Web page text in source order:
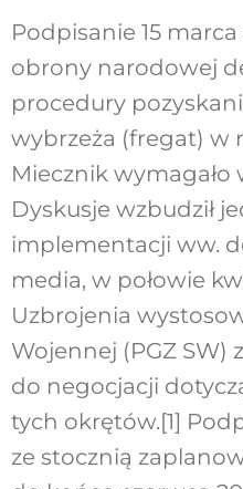
Podpisanie 15
obrony narodowej
procedury
wybrzeża (fregat) w
Miecznik wymagało
Dyskusje wzbudził
implementacji ww.
media, w połowie
Uzbrojenia
Wojennej (PGZ SW)
do negocjacji
tych okrętów.[1]
ze stocznią